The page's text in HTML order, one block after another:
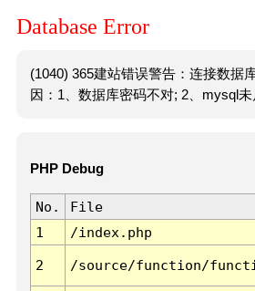
Database Error
(1040) 365建站错误警告：连接数据
因：1、数据库密码不对; 2、mysql未
PHP Debug
No. File
1
/index.php
2 /source/function/